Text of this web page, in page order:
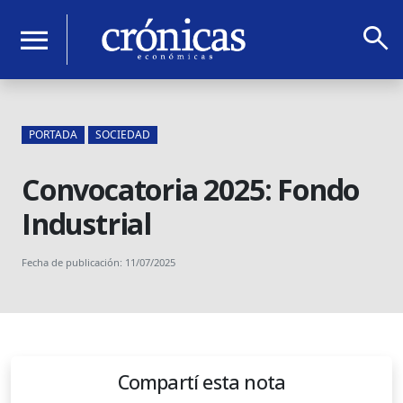
menu search
PORTADA SOCIEDAD
Convocatoria 2025: Fondo
Industrial
Fecha de publicación: 11/07/2025
Compartí esta nota